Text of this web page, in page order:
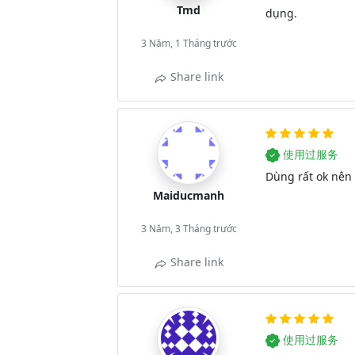
Tmd
3 Năm, 1 Tháng trước
Share link
dụng.
Maiducmanh
3 Năm, 3 Tháng trước
Share link
使用过服务
Dùng rất ok
使用过服务